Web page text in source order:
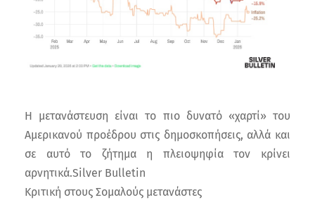
Η μετανάστευση είναι το πιο δυνατό «χαρτί» του
Αμερικανού προέδρου στις δημοσκοπήσεις, αλλά και
σε αυτό το ζήτημα η πλειοψηφία τον κρίνει
αρνητικά.Silver Bulletin
Κριτική στους Σομαλούς μετανάστες